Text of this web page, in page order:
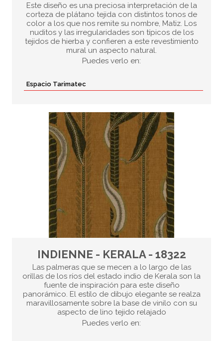
Este diseño es una preciosa interpretación de la
corteza de plátano tejida con distintos tonos de
color a los que nos remite su nombre, Matiz. Los
nuditos y las irregularidades son típicos de los
tejidos de hierba y confieren a este revestimiento
mural un aspecto natural.
Puedes verlo en:
Espacio Tarimatec
INDIENNE - KERALA - 18322
Las palmeras que se mecen a lo largo de las
orillas de los ríos del estado indio de Kerala son la
fuente de inspiración para este diseño
panorámico. El estilo de dibujo elegante se realza
maravillosamente sobre la base de vinilo con su
aspecto de lino tejido relajado
Puedes verlo en: